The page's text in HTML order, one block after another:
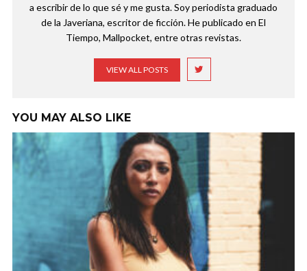
a escribir de lo que sé y me gusta. Soy periodista graduado
de la Javeriana, escritor de ficción. He publicado en El
Tiempo, Mallpocket, entre otras revistas.
VIEW ALL POSTS
YOU MAY ALSO LIKE